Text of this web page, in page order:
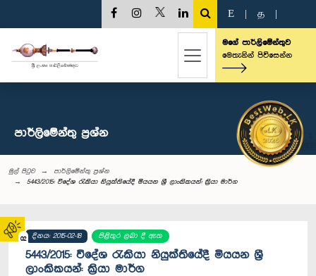
02
E த
මගේ පාර්ලිමේන්තුව
මෙතැනින් පිවිසෙන්න
පාර්ලි‌මේන්තු‌ ප්‍රශ්න
මුල් පිටුව
පාර්ලි‌මේන්තු‌ ප්‍රශ්න
5443/2015: විදේශ රැකියා නියුක්තියේදී මියයන ශ්‍රී ලාංකිකයන්: ක්‍රියා මාර්ග
දිනය: 2015-02-18 පිළිතුර ලබා දී ඇත
5443/2015: විදේශ රැකියා නියුක්තියේදී මියයන ශ්‍රී
ලාංකිකයන්: ක්‍රියා මාර්ග